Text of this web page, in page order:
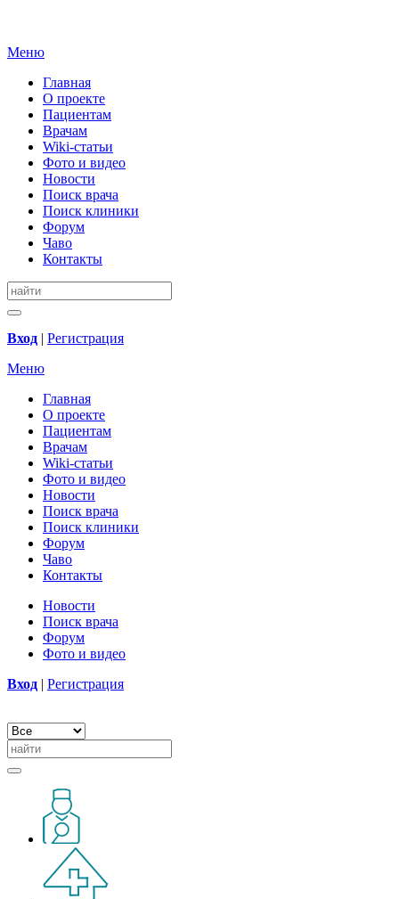
Меню
Главная
О проекте
Пациентам
Врачам
Wiki-статьи
Фото и видео
Новости
Поиск врача
Поиск клиники
Форум
Чаво
Контакты
Вход | Регистрация
Меню
Главная
О проекте
Пациентам
Врачам
Wiki-статьи
Фото и видео
Новости
Поиск врача
Поиск клиники
Форум
Чаво
Контакты
Новости
Поиск врача
Форум
Фото и видео
Вход | Регистрация